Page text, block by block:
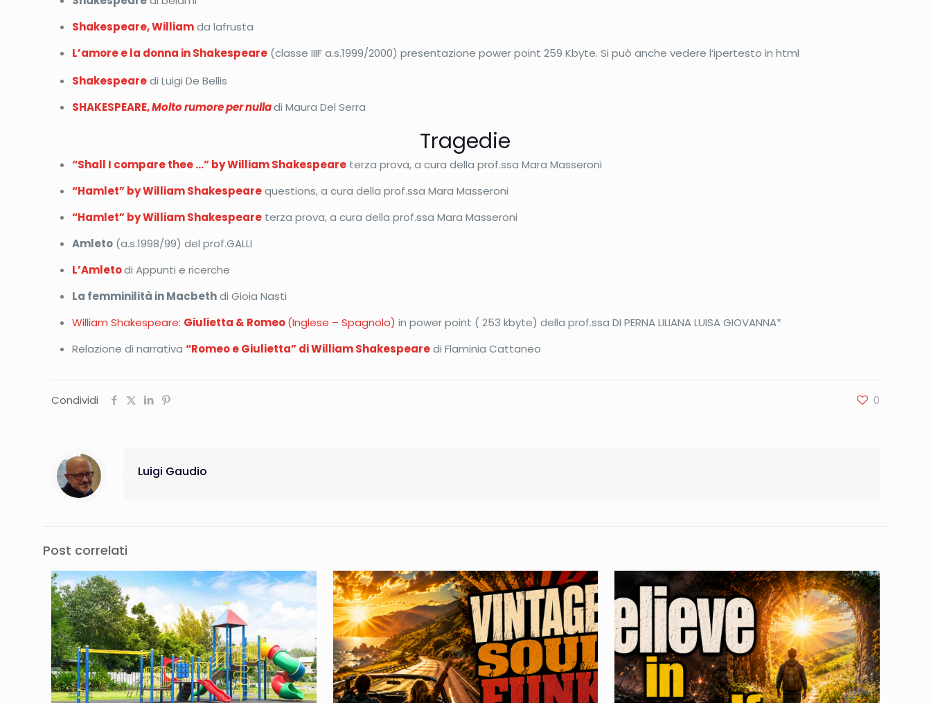
Shakespeare, Williamda lafrusta
L’amore e la donna in Shakespeare (classe IIIF a.s.1999/2000) presentazione power point 259 Kbyte. Si può anche vedere l’ipertesto in html
Shakespearedi Luigi De Bellis
SHAKESPEARE,Molto rumore per nulladi Maura Del Serra
Tragedie
“Shall I compare thee …” by William Shakespeare terza prova, a cura della prof.ssa Mara Masseroni
“Hamlet” by William Shakespearequestions, a cura della prof.ssa Mara Masseroni
“Hamlet” by William Shakespeare terza prova, a cura della prof.ssa Mara Masseroni
Amleto (a.s.1998/99) del prof.GALLI
L’Amletodi Appunti e ricerche
La femminilità in Macbethdi Gioia Nasti
William Shakespeare: Giulietta & Romeo(Inglese – Spagnolo) in power point ( 253 kbyte) della prof.ssa DI PERNA LILIANA LUISA GIOVANNA*
Relazione di narrativa“Romeo e Giulietta” di William Shakespearedi Flaminia Cattaneo
Condividi 0
Luigi Gaudio
Post correlati